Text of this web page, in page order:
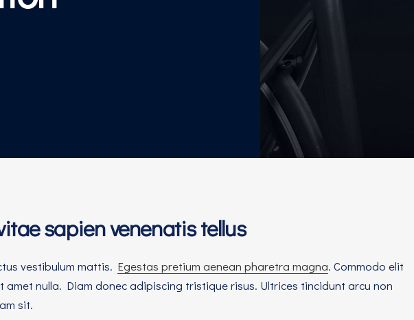
sapien venenatis tellus
vestibulum mattis. Egestas pretium aenean pharetra magna. Commodo elit
nulla. Diam donec adipiscing tristique risus. Ultrices tincidunt arcu non
sit.